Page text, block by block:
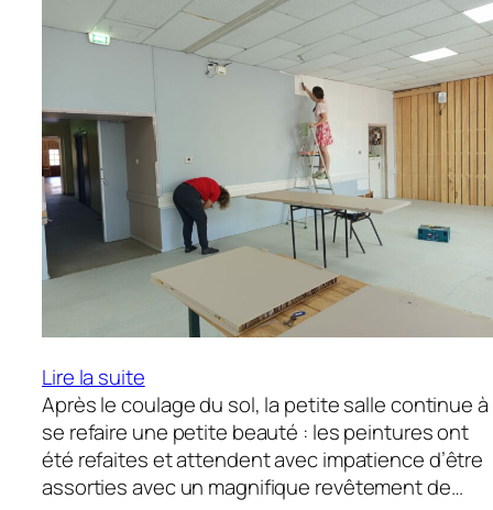
septembre…
Lire la suite:
Peinture
de
la
petite
Après le coulage du sol, la petite salle continue à
se refaire une petite beauté : les peintures ont
été refaites et attendent avec impatience d’être
assorties avec un magnifique revêtement de…